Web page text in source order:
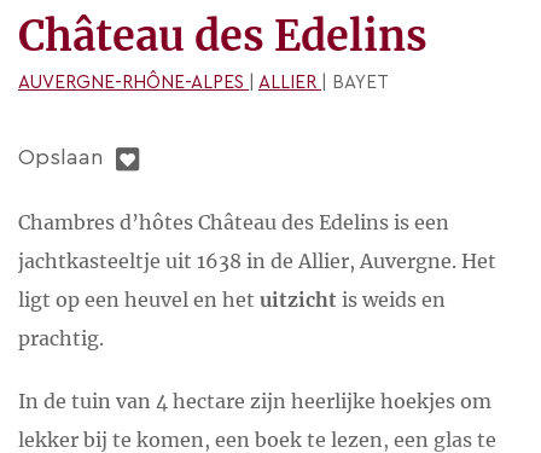
Château des Edelins
AUVERGNE-RHÔNE-ALPES ALLIER | BAYET
Opslaan
Chambres d’hôtes Château des Edelins is een
jachtkasteeltje uit 1638 in de Allier, Auvergne. Het
ligt op een heuvel en het uitzicht is weids en
prachtig.
In de tuin van 4 hectare zijn heerlijke hoekjes om
lekker bij te komen, een boek te lezen, een glas te